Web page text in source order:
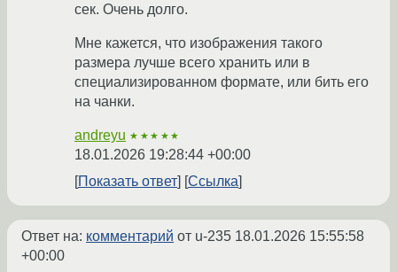
сек. Очень долго.
Мне кажется, что изображения такого
размера лучше всего хранить или в
специализированном формате, или бить его
на чанки.
andreyu ★★★★★
18.01.2026 19:28:44 +00:00
Показать ответ
Ссылка
Ответ на: комментарий от u-235 18.01.2026 15:55:58
+00:00